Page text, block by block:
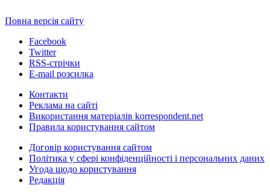
Повна версія сайту
Facebook
Twitter
RSS-стрічки
E-mail розсилка
Контакти
Реклама на сайті
Використання матеріалів korrespondent.net
Правила користування сайтом
Договір користування сайтом
Політика у сфері конфіденційності і персональних даних
Угода щодо користування
Редакція